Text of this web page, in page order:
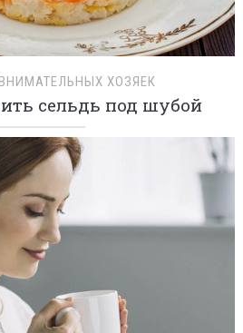
ХОЗЯЕК
сельдь под шубой